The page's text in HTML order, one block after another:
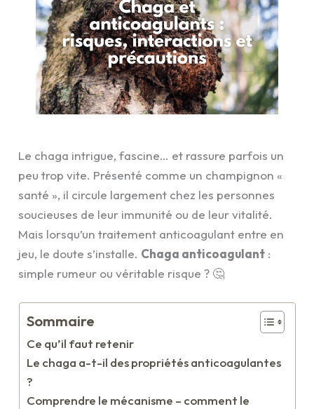
Le chaga intrigue, fascine… et rassure parfois un
peu trop vite. Présenté comme un champignon «
santé », il circule largement chez les personnes
soucieuses de leur immunité ou de leur vitalité.
Mais lorsqu’un traitement anticoagulant entre en
jeu, le doute s’installe. Chaga anticoagulant :
simple rumeur ou véritable risque ? 🤔
Sommaire
Ce qu’il faut retenir
Le chaga a-t-il des propriétés anticoagulantes
?
Comprendre le mécanisme – comment le